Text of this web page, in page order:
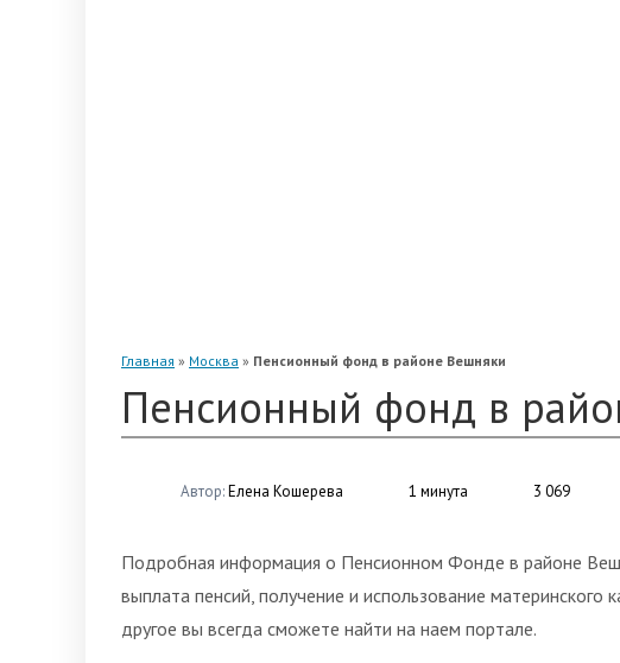
Главная » Москва » Пенсионный фонд в районе Вешняки
Пенсионный фонд в
Автор:Елена Кошерева 1 минута 3 069
Подробная информация о Пенсионном Фонде в районе
выплата пенсий, получение и использование материнского
другое вы всегда сможете найти на наем портале.